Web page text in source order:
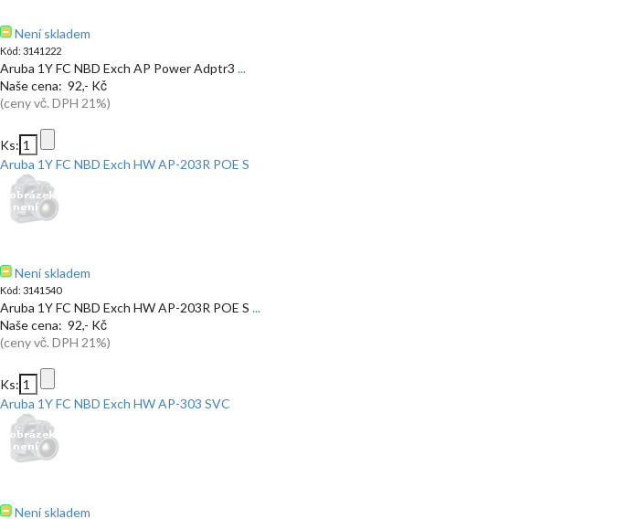
Není skladem
Kód: 3141222
Aruba 1Y FC NBD Exch AP Power Adptr3 ...
Naše cena: 92,- Kč
(ceny vč. DPH 21%)
Ks:
Aruba 1Y FC NBD Exch HW AP-203R POE S
Není skladem
Kód: 3141540
Aruba 1Y FC NBD Exch HW AP-203R POE S ...
Naše cena: 92,- Kč
(ceny vč. DPH 21%)
Ks:
Aruba 1Y FC NBD Exch HW AP-303 SVC
Není skladem